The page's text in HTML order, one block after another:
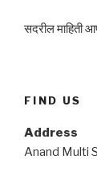
सदरील माहिती
FIND US
Address
Anand Multi